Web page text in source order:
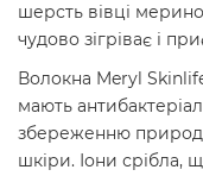
шерсть вівці
чудово зігріває і
Волокна Meryl
мають
збереженню
шкіри. Іони срібла,